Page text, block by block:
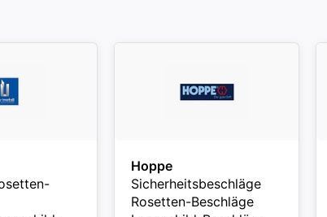
Hoppe
Sicherheitsbeschläge
Rosetten-Beschläge